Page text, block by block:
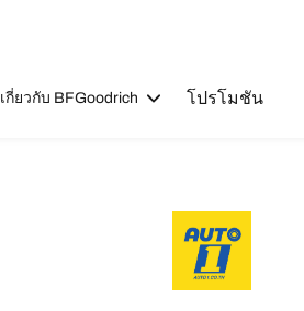
เกี่ยวกับ BFGoodrich โปรโมชัน